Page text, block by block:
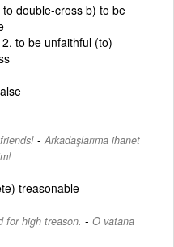
double-cross b) to be
to be unfaithful (to)
- Arkadaşlarıma ihanet
treasonable
for high treason. - O vatana